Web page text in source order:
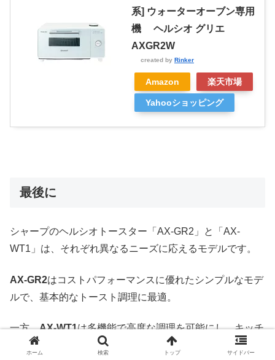
系] ウォーターオーブン専用
機 ヘルシオ グリエ
AXGR2W
created by Rinker
Amazon 楽天市場
Yahooショッピング
最後に
シャープのヘルシオトースター「AX-GR2」と「AX-
WT1」は、それぞれ異なるニーズに応えるモデルです。
AX-GR2はコストパフォーマンスに優れたシンプルなモデ
ルで、基本的なトースト調理に最適。
一方、AX-WT1は多機能で高度な調理を可能にし、キッチ
ンでの活躍の幅を広げます。
ホーム 検索 トップ サイドバー